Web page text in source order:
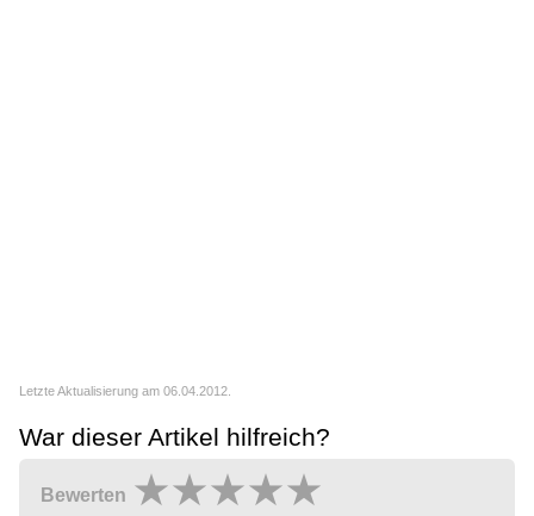
Letzte Aktualisierung am 06.04.2012.
War dieser Artikel hilfreich?
Bewerten